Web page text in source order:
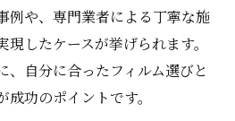
例や、専門業者による丁寧な施
したケースが挙げられます。
、自分に合ったフィルム選びと
功のポイントです。